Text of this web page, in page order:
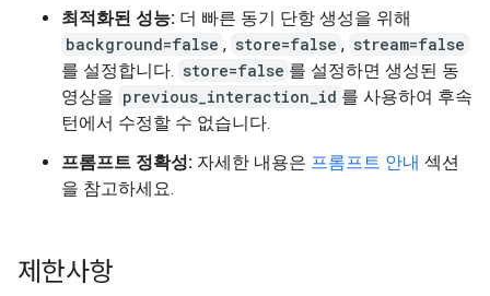
최적화된 성능: 더 빠른 동기 단항 생성을 위해
background=false , store=false , stream=false
를 설정합니다. store=false 를 설정하면 생성된 동
영상을 previous_interaction_id 를 사용하여 후속
턴에서 수정할 수 없습니다.
프롬프트 정확성: 자세한 내용은 프롬프트 안내 섹션
을 참고하세요.
제한사항